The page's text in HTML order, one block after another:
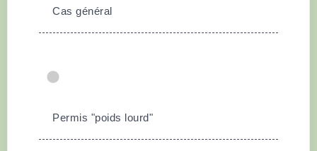
Cas général
Permis "poids lourd"